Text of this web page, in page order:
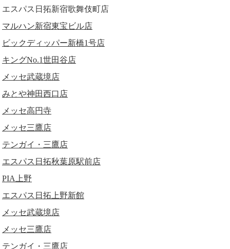
エスパス日拓新宿歌舞伎町店
マルハン新宿東宝ビル店
ビックディッパー新橋1号店
キングNo.1世田谷店
メッセ武蔵境店
みとや神田西口店
メッセ高円寺
メッセ三鷹店
テンガイ・三鷹店
エスパス日拓秋葉原駅前店
PIA上野
エスパス日拓上野新館
メッセ武蔵境店
メッセ三鷹店
テンガイ・三鷹店